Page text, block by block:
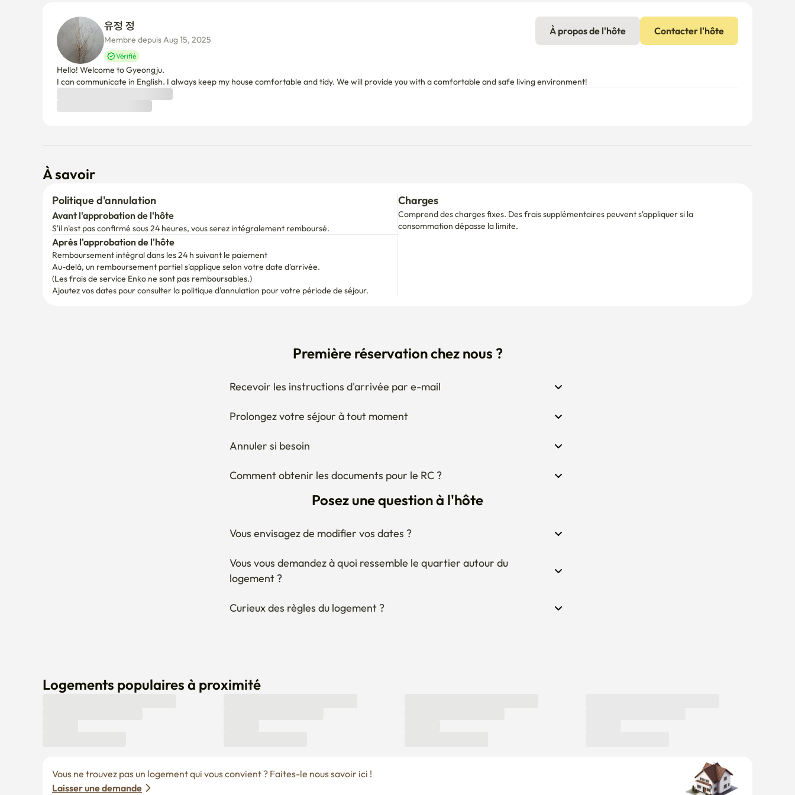
À savoir
Avant l'approbation de l'hôte
Après l'approbation de l'hôte
Au-delà, un remboursement partiel s'applique selon votre date d'arrivée.
(Les frais de service Enko ne sont pas remboursables.)
Ajoutez vos dates pour consulter la politique d'annulation pour votre période de séjour.
Comprend des charges fixes. Des frais supplémentaires peuvent s'appliquer si la
Première réservation chez nous ?
Prolongez votre séjour à tout moment
Vous vous demandez à quoi ressemble le quartier autour du
Curieux des règles du logement ?
Logements populaires à proximité